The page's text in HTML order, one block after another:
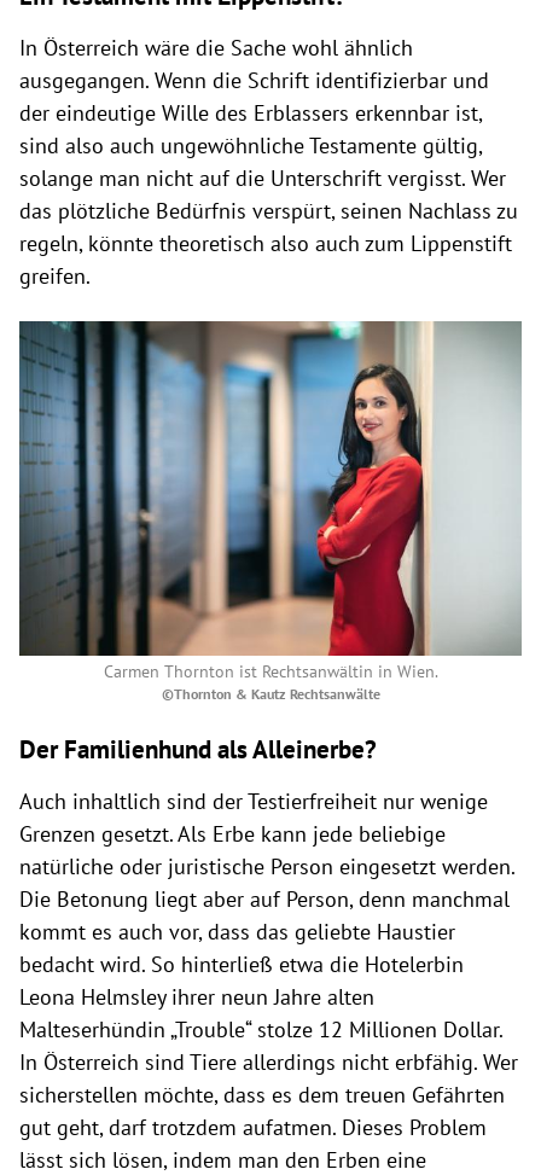
In Österreich wäre die Sache wohl ähnlich
ausgegangen. Wenn die Schrift identifizierbar und
der eindeutige Wille des Erblassers erkennbar ist,
sind also auch ungewöhnliche Testamente gültig,
solange man nicht auf die Unterschrift vergisst. Wer
das plötzliche Bedürfnis verspürt, seinen Nachlass zu
regeln, könnte theoretisch also auch zum Lippenstift
greifen.
Carmen Thornton ist Rechtsanwältin in Wien.
©Thornton & Kautz Rechtsanwälte
Der Familienhund als Alleinerbe?
Auch inhaltlich sind der Testierfreiheit nur wenige
Grenzen gesetzt. Als Erbe kann jede beliebige
natürliche oder juristische Person eingesetzt werden.
Die Betonung liegt aber auf Person, denn manchmal
kommt es auch vor, dass das geliebte Haustier
bedacht wird. So hinterließ etwa die Hotelerbin
Leona Helmsley ihrer neun Jahre alten
Malteserhündin „Trouble“ stolze 12 Millionen Dollar.
In Österreich sind Tiere allerdings nicht erbfähig. Wer
sicherstellen möchte, dass es dem treuen Gefährten
gut geht, darf trotzdem aufatmen. Dieses Problem
lässt sich lösen, indem man den Erben eine